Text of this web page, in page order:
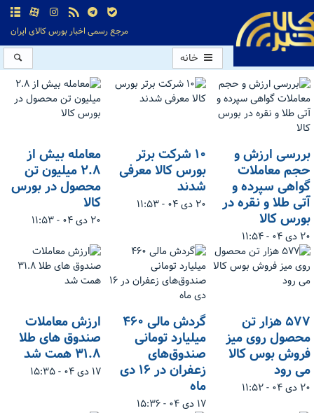
مرجع رسمی اخبار بورس کالای ایران
خانه
بررسی ارزش و
حجم معاملات
گواهی سپرده و
آتی طلا و نقره در
بورس کالا
۲۰ دی ۰۴ - ۱۱:۵۴
۱۰ شرکت برتر
بورس کالا معرفی
شدند
۲۰ دی ۰۴ - ۱۱:۵۳
معامله بیش از
۲.۸ میلیون تن
محصول در بورس
کالا
۲۰ دی ۰۴ - ۱۱:۵۳
۵۷۷ هزار تن
محصول روی میز
فروش بوس کالا
می رود
۲۰ دی ۰۴ - ۱۱:۵۲
گردش مالی ۴۶۰
میلیارد تومانی
صندوق‌های
زعفران در ۱۶ دی
ماه
۱۷ دی ۰۴ - ۱۵:۳۶
ارزش معاملات
صندوق های طلا
۳۱.۸ همت شد
۱۷ دی ۰۴ - ۱۵:۳۵